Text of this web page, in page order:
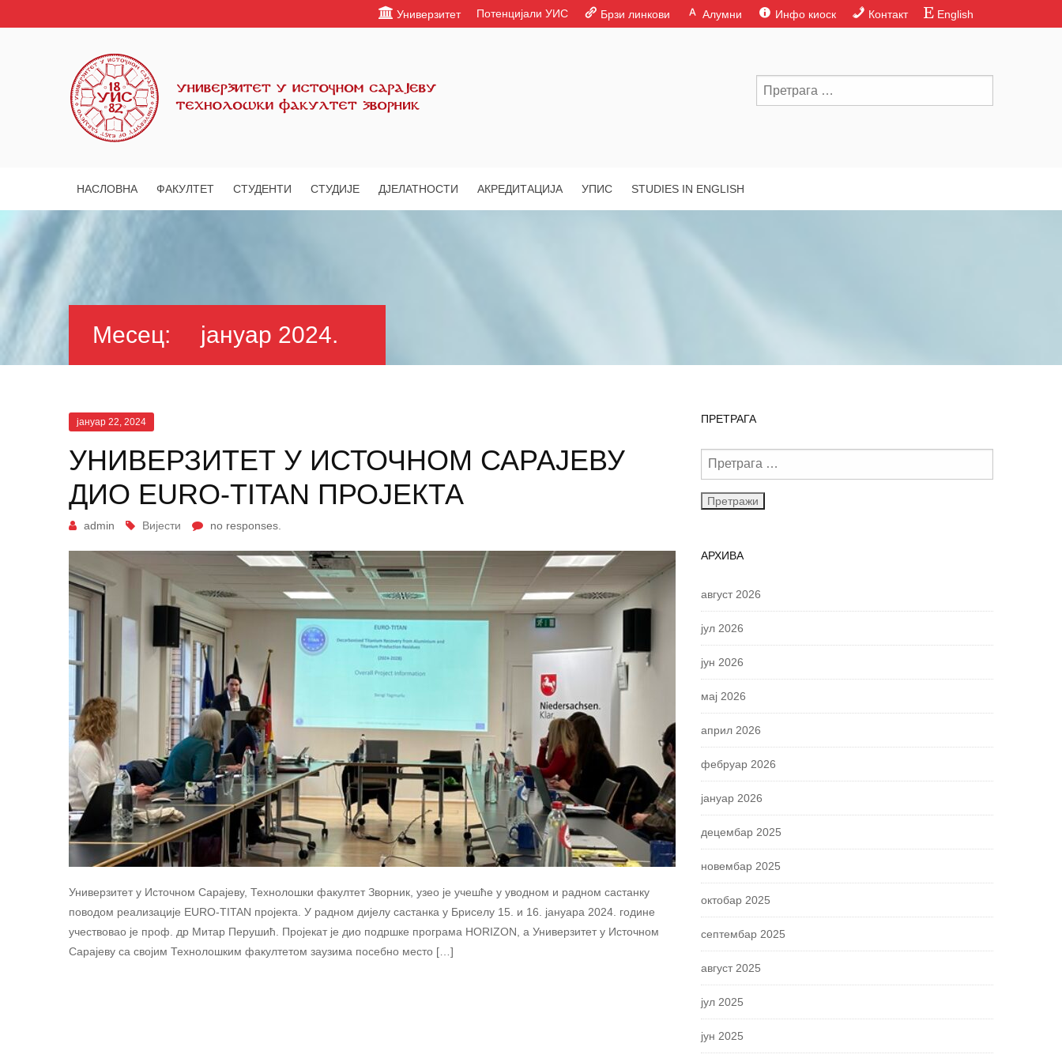
English
Контакт
Инфо киоск
Алумни
Брзи линкови
Потенцијали УИС
Универзитет
НАСЛОВНА ФАКУЛТЕТ СТУДЕНТИ СТУДИЈЕ ДЈЕЛАТНОСТИ АКРЕДИТАЦИЈА УПИС STUDIES IN ENGLISH
Месец: јануар 2024.
јануар 22, 2024
УНИВЕРЗИТЕТ У ИСТОЧНОМ САРАЈЕВУ
ДИО EURO-TITAN ПРОЈЕКТА
admin Вијести no responses.
Универзитет у Источном Сарајеву, Технолошки факултет Зворник, узео је учешће у уводном и радном састанку
поводом реализације EURO-TITAN пројекта. У радном дијелу састанка у Бриселу 15. и 16. јануара 2024. године
учествовао је проф. др Митар Перушић. Пројекат је дио подршке програма HORIZON, а Универзитет у Источном
Сарајеву са својим Технолошким факултетом заузима посебно место […]
ПРЕТРАГА
АРХИВА
август 2026
јул 2026
јун 2026
мај 2026
април 2026
фебруар 2026
јануар 2026
децембар 2025
новембар 2025
октобар 2025
септембар 2025
август 2025
јул 2025
јун 2025